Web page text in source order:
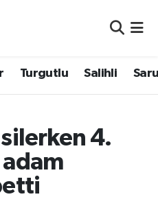
Turgutlu Salihli
4.
ve Fikstür